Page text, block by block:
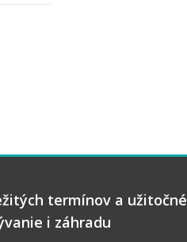
termínov a užitočné
i záhradu